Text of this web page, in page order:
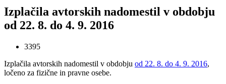
Izplačila avtorskih nadomestil v obdobju
od 22. 8. do 4. 9. 2016
3395
Izplačila avtorskih nadomestil v obdobju od 22. 8. do 4. 9. 2016,
ločeno za fizične in pravne osebe.